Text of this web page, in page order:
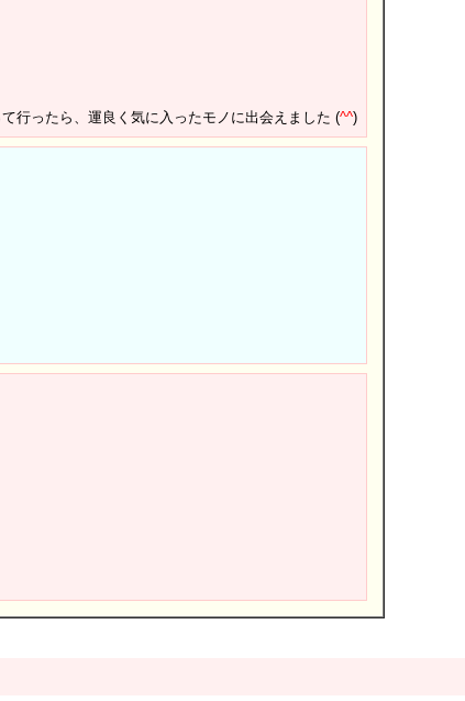
行ったら、運良く気に入ったモノに出会えました (^^)